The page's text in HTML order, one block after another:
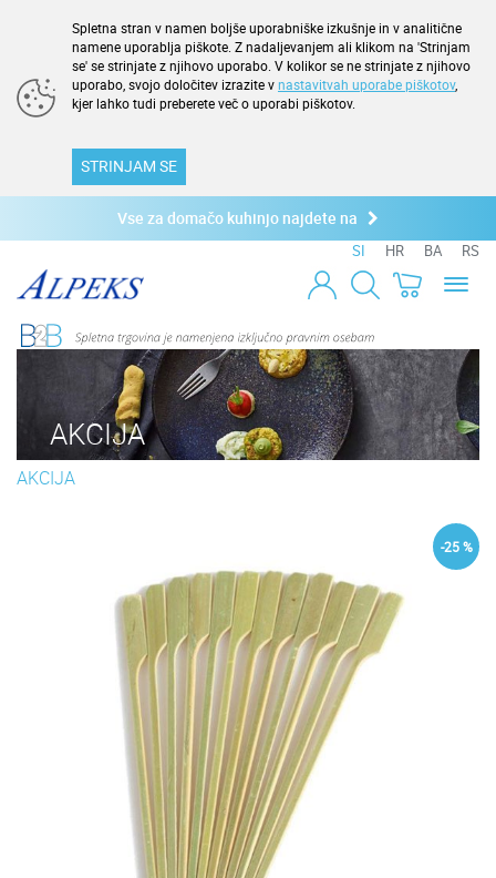
Spletna stran v namen boljše uporabniške izkušnje in v analitične
namene uporablja piškote. Z nadaljevanjem ali klikom na 'Strinjam
se' se strinjate z njihovo uporabo. V kolikor se ne strinjate z njihovo
uporabo, svojo določitev izrazite vnastavitvah uporabe piškotov,
kjer lahko tudi preberete več o uporabi piškotov.
STRINJAM SE
Vse za domačo kuhinjo najdete na
SI HR BA
RS
Toggle
AKCIJA
AKCIJA
-25 %